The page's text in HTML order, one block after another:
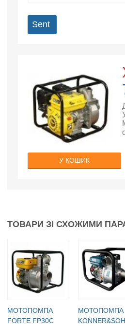
Sent
У КОШИК
ТОВАРИ ЗІ СХОЖИМИ
МОТОПОМПА
FORTE FP30C
МОТОПОМПА